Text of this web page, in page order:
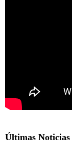
Últimas Noticias